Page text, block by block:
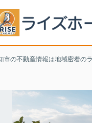
市の不動産情報は地域密着の